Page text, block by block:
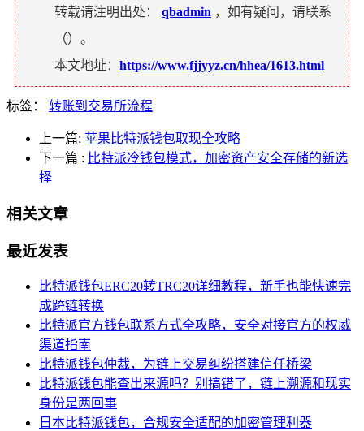
转载请注明出处： qbadmin ，如有疑问，请联系
（）。
本文地址： https://www.fjjyyz.cn/hhea/1613.html
标签： 转账到交易所流程
上一篇: 苹果比特派钱包取现全攻略
下一篇 : 比特派冷钱包模式，加密资产安全存储的新选
择
相关文章
最近发表
比特派钱包ERC20转TRC20详细教程，新手也能快速完
成跨链转换
比特派官方钱包联系方式全攻略，安全对接官方的权威
渠道指南
比特派钱包仲裁，为链上交易纠纷搭建信任桥梁
比特派钱包能查出来源吗？别搞错了，链上溯源和现实
身份是两回事
日本比特派钱包，合规安全适配的加密管理利器